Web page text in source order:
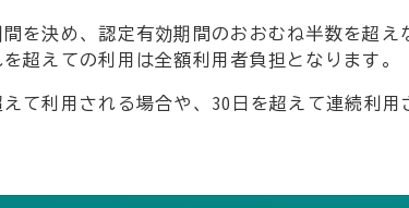
を決め、認定有効期間のおおむね半数を超
超えての利用は全額利用者負担となります。
て利用される場合や、30日を超えて連続利